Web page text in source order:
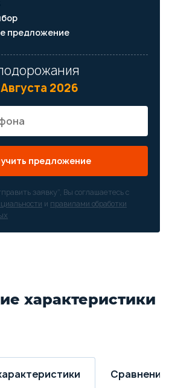
предложение
Августа 2026
предложение
заявку”, Вы соглашаетесь с
и правилами обработки
характеристики
Сравнение